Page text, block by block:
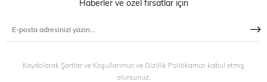
Haberler ve özel fırsatlar için
Kaydolarak Şartlar ve Koşullarımızı ve Gizlilik Politikamızı kabul etmiş
olursunuz.